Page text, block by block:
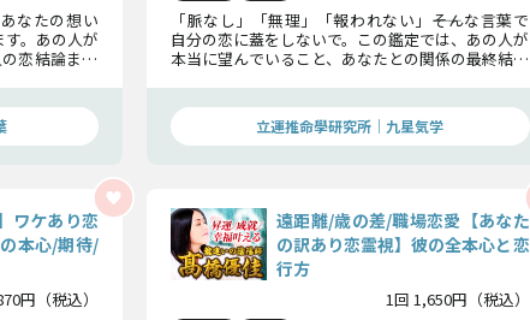
なたの想い
。あの人が
恋結論まで
「脈なし」「無理」「報われない」――そんな言葉で
自分の恋に蓋をしないで。この鑑定では、あの人が
本当に望んでいること、あなたとの関係の最終結論
立運推命學研究所｜九星気学
ワケあり恋
本心/期待/
円（税込）
遠距離/歳の差/職場恋愛【あなた
の訳あり恋霊視】彼の全本心と恋
行方
1回 1,650円（税込）